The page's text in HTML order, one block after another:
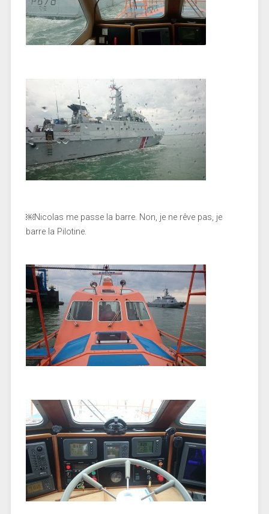
￼Nicolas me passe la barre. Non, je ne rêve pas, je
barre la Pilotine.